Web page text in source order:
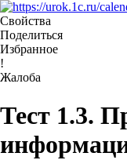
Свойства
Поделиться
Избранное
!
Жалоба
Тест 1.3.